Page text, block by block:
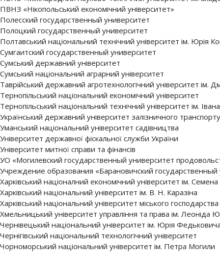
ПВНЗ «Нікопольський економічний університет»
Полесский государственный университет
Полоцкий государственный университет
Полтавський національний технічний університет ім. Юрія
Сумгаитский государственный университет
Сумський державний університет
Сумський національний аграрний університет
Таврійський державний агротехнологічний університет ім.
Тернопільський національний економічний університет
Тернопільський національний технічний університет ім.
Український державний університет залізничного транспорту
Уманський національний університет садівництва
Університет державної фіскальної служби України
Університет митної справи та фінансів
УО «Могилевский государственный университет
Учреждение образования «Барановичский государственный
Харківський націоналний економічний університет ім.
Харківський національний університет ім. В. Н. Каразіна
Харківський національний університет міського
Хмельницький університет управління та права ім. Леоніда
Чернівецький національний університет ім. Юрія
Чернігівський національний технологічний університет
Чорноморський національний університет ім. Петра Могили